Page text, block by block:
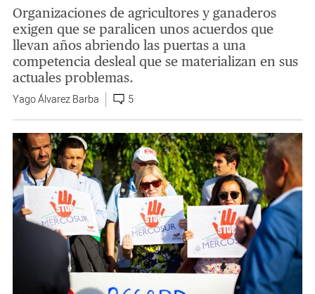
Organizaciones de agricultores y ganaderos
exigen que se paralicen unos acuerdos que
llevan años abriendo las puertas a una
competencia desleal que se materializan en sus
actuales problemas.
Yago Álvarez Barba 5